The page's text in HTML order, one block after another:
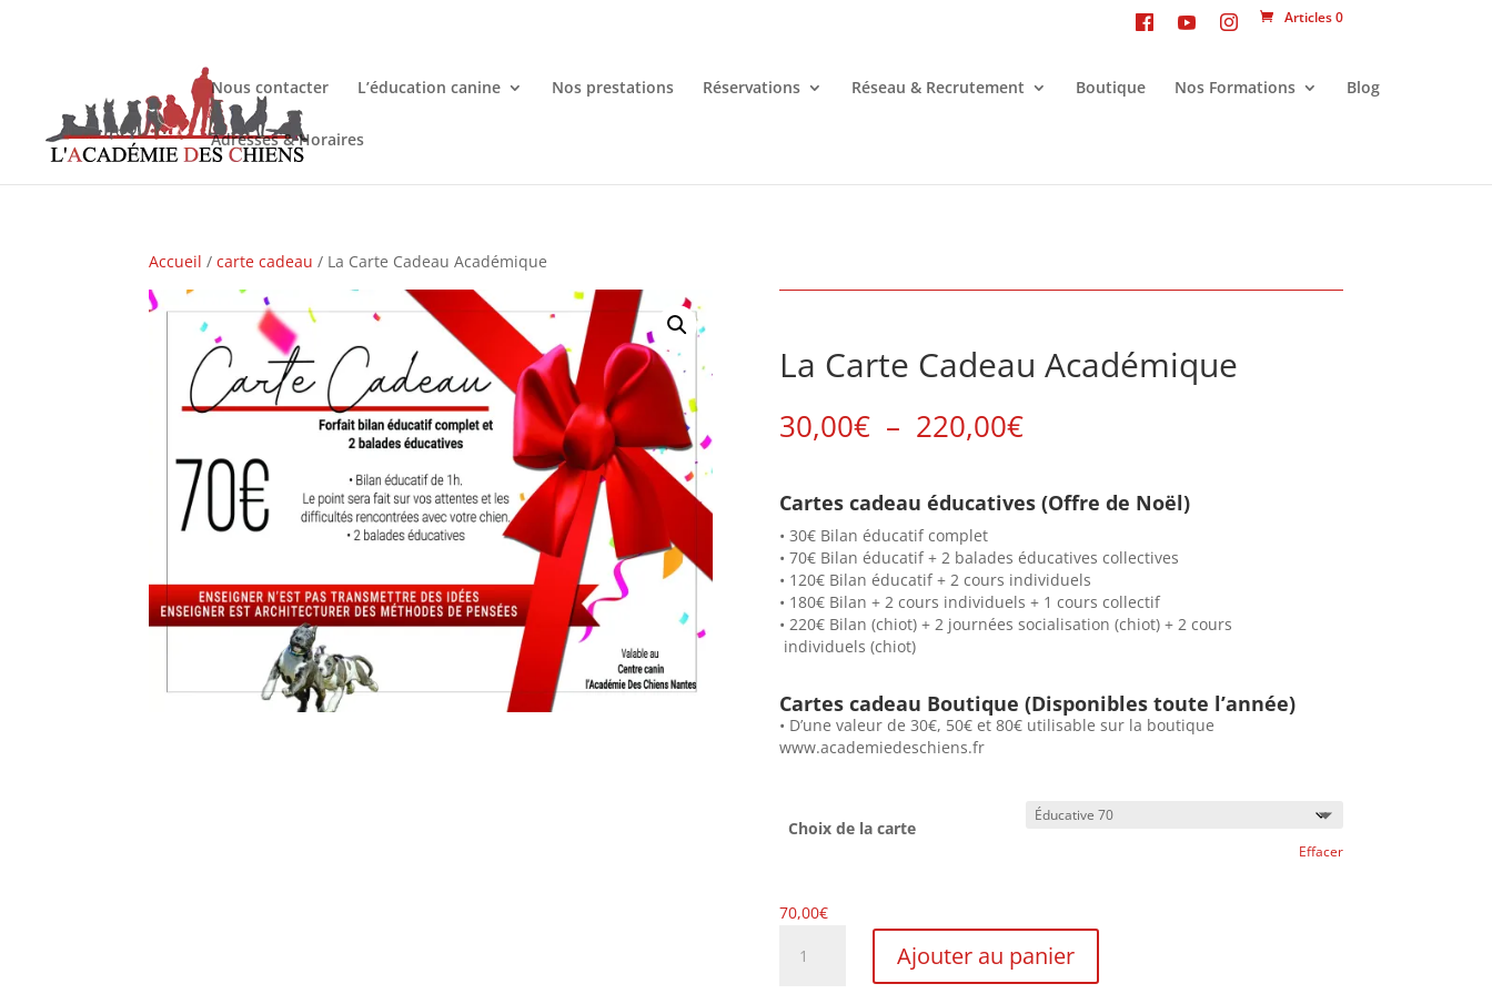
Articles 0
Nous contacter L’éducation canine Nos prestations Réservations Réseau & Recrutement Boutique Nos Formations Blog
Adresses & Horaires
Accueil /carte cadeau / La Carte Cadeau Académique
La Carte Cadeau Académique
30,00€ – 220,00€Plage
de
30,00€
220,00€
Cartes cadeau éducatives (Offre de Noël)
• 30€ Bilan éducatif complet
• 70€ Bilan éducatif + 2 balades éducatives collectives
• 120€ Bilan éducatif + 2 cours individuels
• 180€ Bilan + 2 cours individuels + 1 cours collectif
• 220€ Bilan (chiot) + 2 journées socialisation (chiot) + 2 cours
individuels (chiot)
Cartes cadeau Boutique (Disponibles toute l’année)
• D’une valeur de 30€, 50€ et 80€ utilisable sur la boutique
www.academiedeschiens.fr
Choix de la carte
Effacer
70,00€
Ajouter au panier